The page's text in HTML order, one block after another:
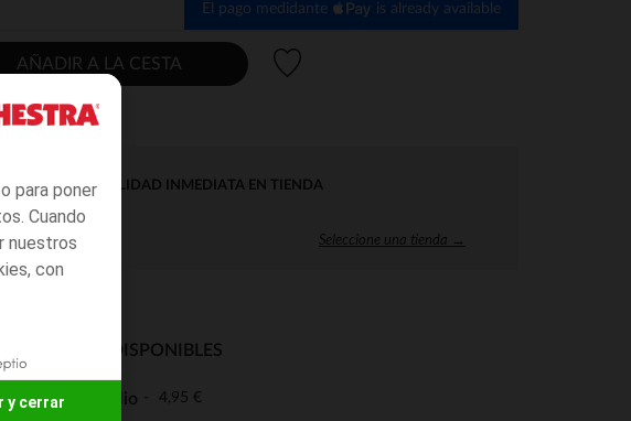
para poner
Cuando
nuestros
con
y cerrar
El pago medidante is already available
AÑADIR A LA CESTA
DISPONIBILIDAD INMEDIATA EN TIENDA
Seleccione una tienda →
DE ENVÍO DISPONIBLES
a domicilio 4,95 €